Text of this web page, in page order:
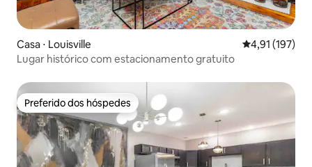
Casa ⋅ Louisville 4,91 de uma
4,91 (197)
Lugar histórico com estacionamento gratuito
Preferido dos hóspedes
Preferido dos hóspedes